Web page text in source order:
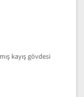
kayış gövdesi